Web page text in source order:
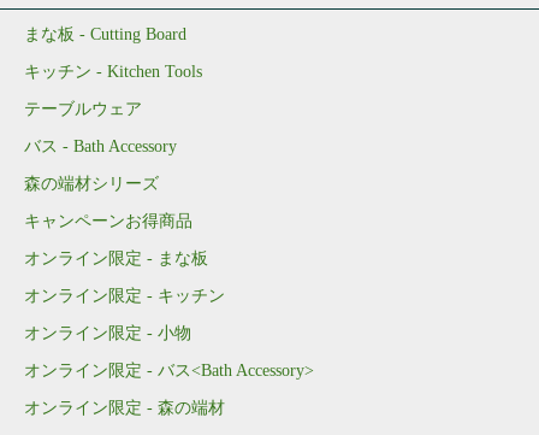
まな板 - Cutting Board
キッチン - Kitchen Tools
テーブルウェア
バス - Bath Accessory
森の端材シリーズ
キャンペーンお得商品
オンライン限定 - まな板
オンライン限定 - キッチン
オンライン限定 - 小物
オンライン限定 - バス<Bath Accessory>
オンライン限定 - 森の端材